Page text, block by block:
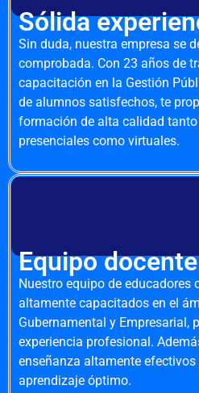
Sólida
Sin duda, nuestra empresa se
comprobada. Con 23 años de
capacitación en la Gestión
de alumnos satisfechos, te
formación de alta calidad
presenciales como virtuales.
Equipo docente
Nuestro equipo de educadores
altamente capacitados en el
Gubernamental y Empresarial,
experiencia profesional.
enseñanza altamente
aprendizaje óptimo.